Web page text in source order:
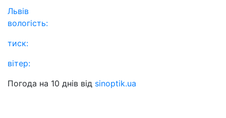
Львів
вологість:
тиск:
вітер:
Погода на 10 днів від sinoptik.ua